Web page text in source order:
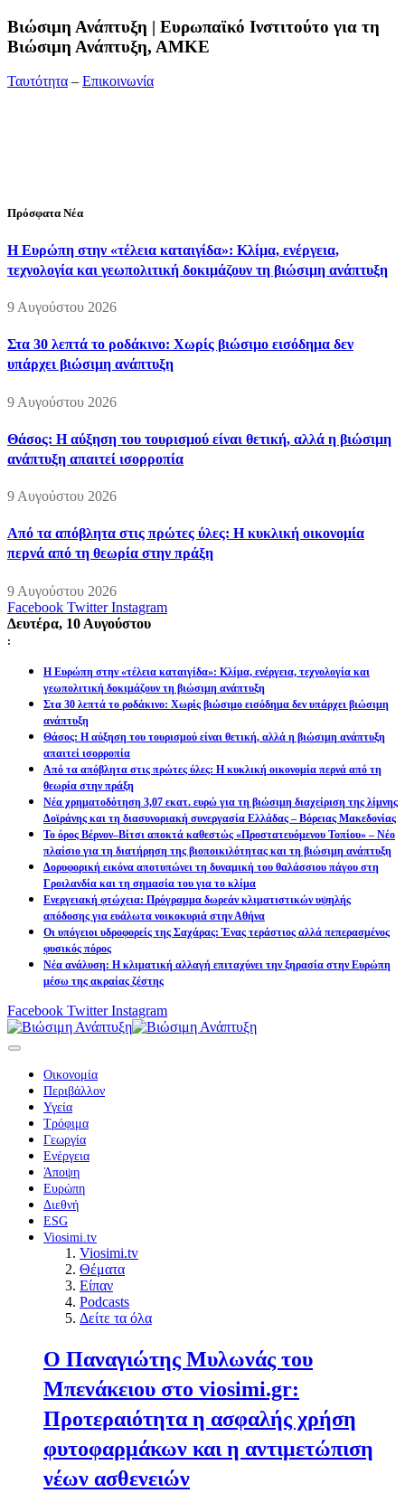
Bιώσιμη Ανάπτυξη | Ευρωπαϊκό Ινστιτούτο για τη
Βιώσιμη Ανάπτυξη, ΑΜΚΕ
Ταυτότητα – Επικοινωνία
Πρόσφατα Νέα
Η Ευρώπη στην «τέλεια καταιγίδα»: Κλίμα, ενέργεια,
τεχνολογία και γεωπολιτική δοκιμάζουν τη βιώσιμη ανάπτυξη
9 Αυγούστου 2026
Στα 30 λεπτά το ροδάκινο: Χωρίς βιώσιμο εισόδημα δεν
υπάρχει βιώσιμη ανάπτυξη
9 Αυγούστου 2026
Θάσος: Η αύξηση του τουρισμού είναι θετική, αλλά η βιώσιμη
ανάπτυξη απαιτεί ισορροπία
9 Αυγούστου 2026
Από τα απόβλητα στις πρώτες ύλες: Η κυκλική οικονομία
περνά από τη θεωρία στην πράξη
9 Αυγούστου 2026
Facebook Twitter Instagram
Δευτέρα, 10 Αυγούστου
:
Η Ευρώπη στην «τέλεια καταιγίδα»: Κλίμα, ενέργεια, τεχνολογία και
γεωπολιτική δοκιμάζουν τη βιώσιμη ανάπτυξη
Στα 30 λεπτά το ροδάκινο: Χωρίς βιώσιμο εισόδημα δεν υπάρχει βιώσιμη
ανάπτυξη
Θάσος: Η αύξηση του τουρισμού είναι θετική, αλλά η βιώσιμη ανάπτυξη
απαιτεί ισορροπία
Από τα απόβλητα στις πρώτες ύλες: Η κυκλική οικονομία περνά από τη
θεωρία στην πράξη
Νέα χρηματοδότηση 3,07 εκατ. ευρώ για τη βιώσιμη διαχείριση της λίμνης
Δοϊράνης και τη διασυνοριακή συνεργασία Ελλάδας – Βόρειας Μακεδονίας
Το όρος Βέρνον–Βίτσι αποκτά καθεστώς «Προστατευόμενου Τοπίου» – Νέο
πλαίσιο για τη διατήρηση της βιοποικιλότητας και τη βιώσιμη ανάπτυξη
Δορυφορική εικόνα αποτυπώνει τη δυναμική του θαλάσσιου πάγου στη
Γροιλανδία και τη σημασία του για το κλίμα
Ενεργειακή φτώχεια: Πρόγραμμα δωρεάν κλιματιστικών υψηλής
απόδοσης για ευάλωτα νοικοκυριά στην Αθήνα
Οι υπόγειοι υδροφορείς της Σαχάρας: Ένας τεράστιος αλλά πεπερασμένος
φυσικός πόρος
Νέα ανάλυση: Η κλιματική αλλαγή επιταχύνει την ξηρασία στην Ευρώπη
μέσω της ακραίας ζέστης
Facebook Twitter Instagram
Οικονομία
Περιβάλλον
Υγεία
Τρόφιμα
Γεωργία
Ενέργεια
Άποψη
Ευρώπη
Διεθνή
ESG
Viosimi.tv
Viosimi.tv
Θέματα
Είπαν
Podcasts
Δείτε τα όλα
Ο Παναγιώτης Μυλωνάς του
Μπενάκειου στο viosimi.gr:
Προτεραιότητα η ασφαλής χρήση
φυτοφαρμάκων και η αντιμετώπιση
νέων ασθενειών